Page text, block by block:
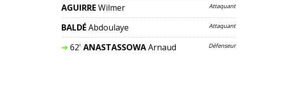
AGUIRREWilmer Attaquant
BALDÉAbdoulaye Attaquant
➔62' ANASTASSOWAArnaud Défenseur